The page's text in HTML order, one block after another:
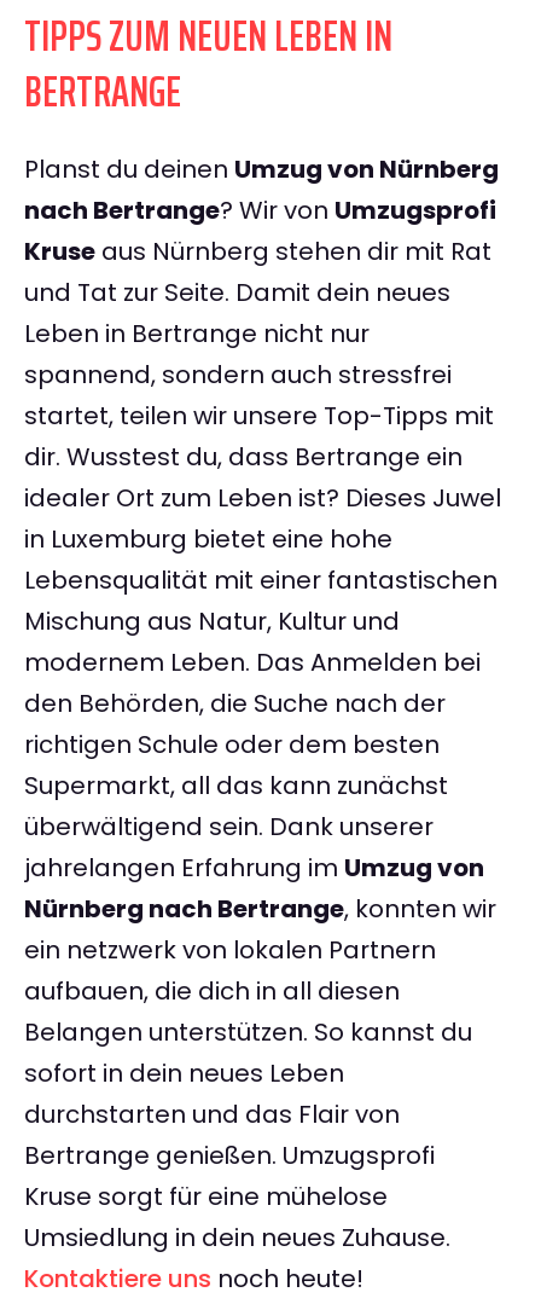
TIPPS ZUM NEUEN LEBEN IN
BERTRANGE
Planst du deinen Umzug von Nürnberg
nach Bertrange? Wir von Umzugsprofi
Kruse aus Nürnberg stehen dir mit Rat
und Tat zur Seite. Damit dein neues
Leben in Bertrange nicht nur
spannend, sondern auch stressfrei
startet, teilen wir unsere Top-Tipps mit
dir. Wusstest du, dass Bertrange ein
idealer Ort zum Leben ist? Dieses Juwel
in Luxemburg bietet eine hohe
Lebensqualität mit einer fantastischen
Mischung aus Natur, Kultur und
modernem Leben. Das Anmelden bei
den Behörden, die Suche nach der
richtigen Schule oder dem besten
Supermarkt, all das kann zunächst
überwältigend sein. Dank unserer
jahrelangen Erfahrung im Umzug von
Nürnberg nach Bertrange, konnten wir
ein netzwerk von lokalen Partnern
aufbauen, die dich in all diesen
Belangen unterstützen. So kannst du
sofort in dein neues Leben
durchstarten und das Flair von
Bertrange genießen. Umzugsprofi
Kruse sorgt für eine mühelose
Umsiedlung in dein neues Zuhause.
Kontaktiere uns noch heute!